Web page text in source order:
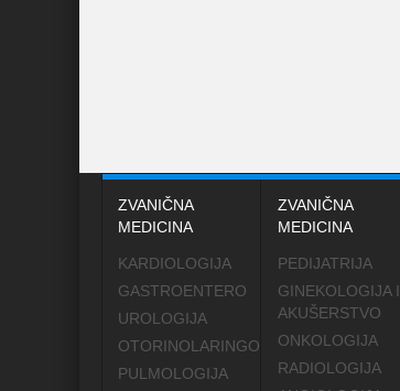
ZVANIČNA
MEDICINA
KARDIOLOGIJA
GASTROENTERO
UROLOGIJA
OTORINOLARINGOLOGIJA
PULMOLOGIJA
ZVANIČNA
MEDICINA
PEDIJATRIJA
GINEKOLOGIJA I
AKUŠERSTVO
ONKOLOGIJA
RADIOLOGIJA